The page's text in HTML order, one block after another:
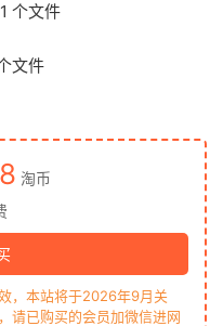
个文件
文件
淘币
，本站将于2026年9月关
请已购买的会员加微信进网